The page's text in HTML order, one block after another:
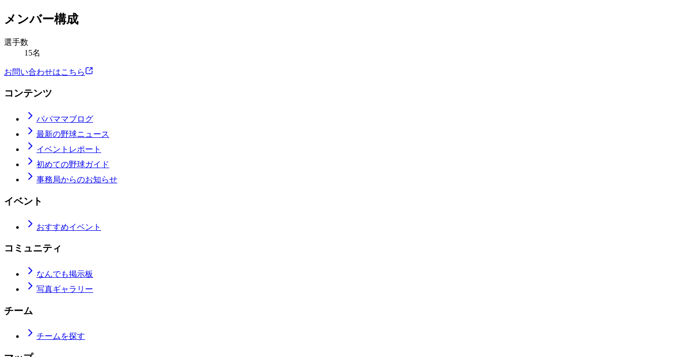
メンバー構成
選手数
15名
お問い合わせはこちら
コンテンツ
パパママブログ
最新の野球ニュース
イベントレポート
初めての野球ガイド
事務局からのお知らせ
イベント
おすすめイベント
コミュニティ
なんでも掲示板
写真ギャラリー
チーム
チームを探す